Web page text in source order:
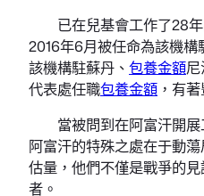
已在兒基會工作了28年
2016年6月被任命為該機
該機構駐蘇丹、 包養金額
代表處任職包養金額 ，有
當被問到在阿富汗開展
阿富汗的特殊之處在于動
估量，他們不僅是戰爭的見
者。